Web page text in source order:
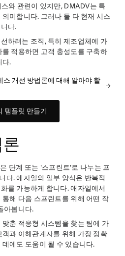
와 관련이 있지만, DMADV는 특
미합니다. 그러나 둘 다 현재 시스
다.
하려는 조직, 특히 제조업체에 가
를 적용하면 고객 충성도를 구축하
다.
스 개선 방법론에 대해 알아야 할
템플릿 만들기
단계 또는 '스프린트'로 나누는 프
다. 애자일의 일부 양식은 반복적
를 가능하게 합니다. 애자일에서
해 다음 스프린트를 위해 어떤 작
아봅니다.
춘 적응형 시스템을 찾는 팀에 가
과 이해관계자를 위해 가장 정확
에도 도움이 될 수 있습니다.